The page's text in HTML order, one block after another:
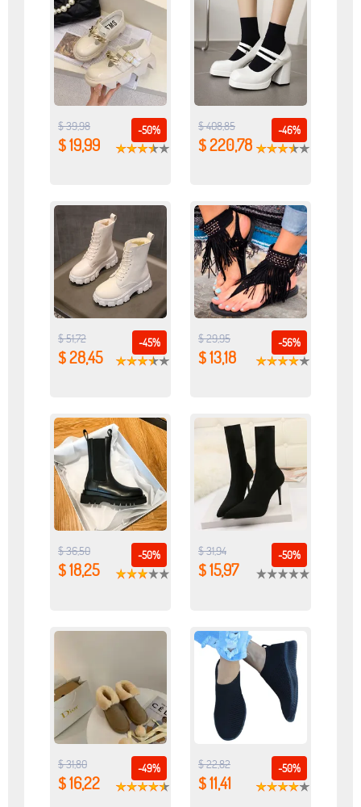
-50%
$ 39,98
$ 19,99
-46%
$ 408,85
$ 220,78
-45%
$ 51,72
$ 28,45
-56%
$ 29,95
$ 13,18
-50%
$ 36,50
$ 18,25
-50%
$ 31,94
$ 15,97
-49%
$ 31,80
$ 16,22
-50%
$ 22,82
$ 11,41